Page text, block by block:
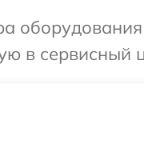
в сервисный